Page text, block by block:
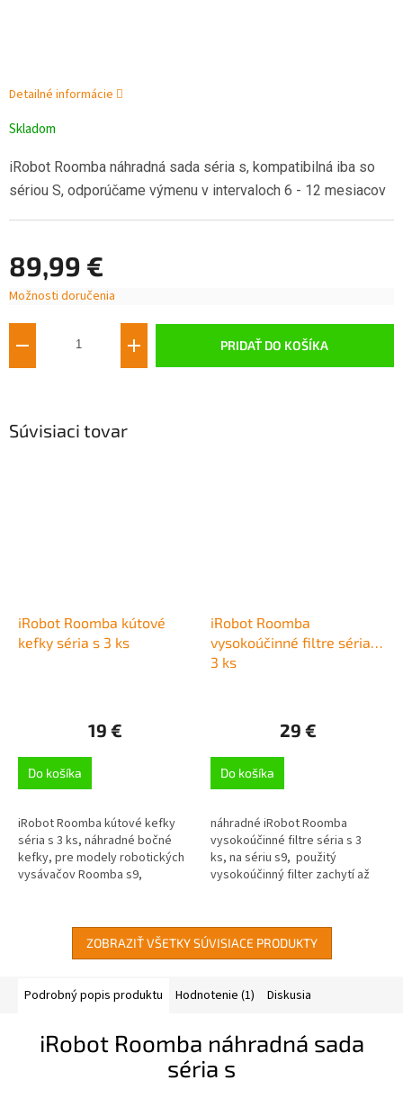
89,99 €
Jednotková
Skladom
Možnosti doručenia
PRIDAŤ DO KOŠÍKA
iRobot Roomba náhradná sada séria s, kompatibilná iba so
sériou S, odporúčame výmenu v intervaloch 6 - 12 mesiacov
Detailné informácie
Súvisiaci tovar
iRobot Roomba kútové
kefky séria s 3 ks
19 €
Do košíka
iRobot Roomba kútové kefky
séria s 3 ks, náhradné bočné
kefky, pre modely robotických
vysávačov Roomba s9,
iRobot Roomba
vysokoúčinné filtre séria s
3 ks
29 €
Do košíka
náhradné iRobot Roomba
vysokoúčinné filtre séria s 3
ks, na sériu s9, použitý
vysokoúčinný filter zachytí až
intervaloch...
ZOBRAZIŤ VŠETKY SÚVISIACE PRODUKTY
Podrobný popis produktu Hodnotenie (1) Diskusia
iRobot Roomba náhradná sada
séria s